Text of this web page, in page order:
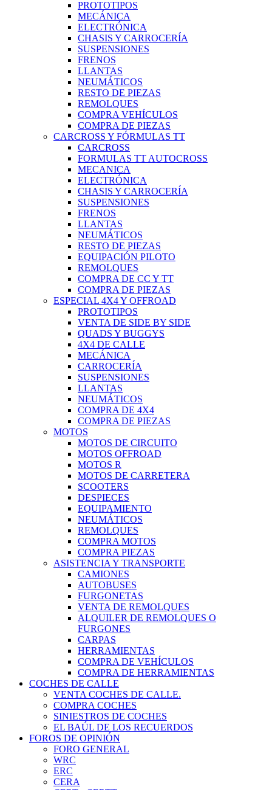
PROTOTIPOS
MECÁNICA
ELECTRÓNICA
CHASIS Y CARROCERÍA
SUSPENSIONES
FRENOS
LLANTAS
NEUMÁTICOS
RESTO DE PIEZAS
REMOLQUES
COMPRA VEHÍCULOS
COMPRA DE PIEZAS
CARCROSS Y FÓRMULAS TT
CARCROSS
FORMULAS TT AUTOCROSS
MECANICA
ELECTRÓNICA
CHASIS Y CARROCERÍA
SUSPENSIONES
FRENOS
LLANTAS
NEUMÁTICOS
RESTO DE PIEZAS
EQUIPACIÓN PILOTO
REMOLQUES
COMPRA DE CC Y TT
COMPRA DE PIEZAS
ESPECIAL 4X4 Y OFFROAD
PROTOTIPOS
VENTA DE SIDE BY SIDE
QUADS Y BUGGYS
4X4 DE CALLE
MECÁNICA
CARROCERÍA
SUSPENSIONES
LLANTAS
NEUMÁTICOS
COMPRA DE 4X4
COMPRA DE PIEZAS
MOTOS
MOTOS DE CIRCUITO
MOTOS OFFROAD
MOTOS R
MOTOS DE CARRETERA
SCOOTERS
DESPIECES
EQUIPAMIENTO
NEUMÁTICOS
REMOLQUES
COMPRA MOTOS
COMPRA PIEZAS
ASISTENCIA Y TRANSPORTE
CAMIONES
AUTOBUSES
FURGONETAS
VENTA DE REMOLQUES
ALQUILER DE REMOLQUES O
FURGONES
CARPAS
HERRAMIENTAS
COMPRA DE VEHÍCULOS
COMPRA DE HERRAMIENTAS
COCHES DE CALLE
VENTA COCHES DE CALLE.
COMPRA COCHES
SINIESTROS DE COCHES
EL BAÚL DE LOS RECUERDOS
FOROS DE OPINIÓN
FORO GENERAL
WRC
ERC
CERA